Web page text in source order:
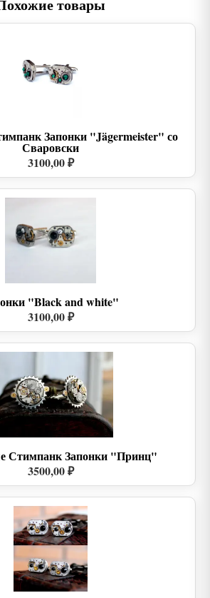
товары
Запонки "Jägermeister" со
Сваровски
3100,00 ₽
"Black and white"
3100,00 ₽
Стимпанк Запонки "Принц"
3500,00 ₽